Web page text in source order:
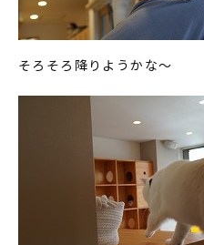
そろそろ降りようかな～